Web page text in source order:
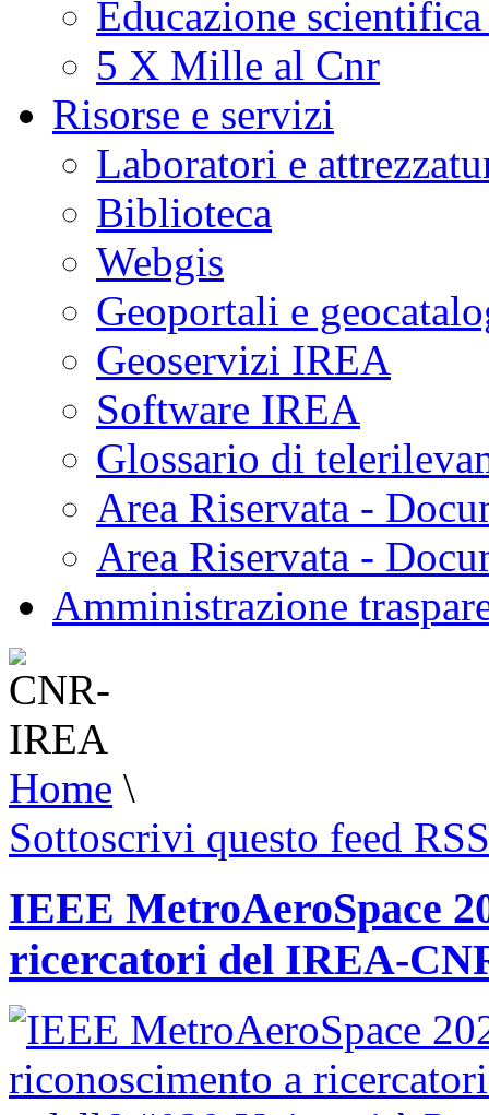
Educazione
5 X Mille al Cnr
Risorse e servizi
Laboratori e
Biblioteca
Webgis
Geoportali e
Geoservizi IREA
Software IREA
Glossario di
Area Riservata -
Area Riservata -
Amministrazione
Home \
Sottoscrivi questo feed RSS
IEEE MetroAeroSpace
ricercatori del IREA-